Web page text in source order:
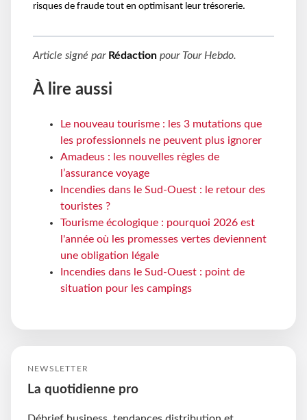
risques de fraude tout en optimisant leur trésorerie.
Article signé par Rédaction pour Tour Hebdo.
À lire aussi
Le nouveau tourisme : les 3 mutations que
les professionnels ne peuvent plus ignorer
Amadeus : les nouvelles règles de
l’assurance voyage
Incendies dans le Sud-Ouest : le retour des
touristes ?
Tourisme écologique : pourquoi 2026 est
l'année où les promesses vertes deviennent
une obligation légale
Incendies dans le Sud-Ouest : point de
situation pour les campings
NEWSLETTER
La quotidienne pro